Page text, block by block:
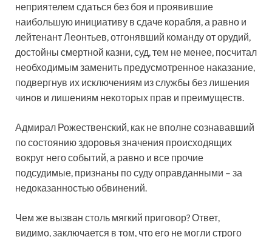
неприятелем сдаться без боя и проявившие
наибольшую инициативу в сдаче корабля, а равно и
лейтенант Леонтьев, отгонявший команду от орудий,
достойны смертной казни, суд, тем не менее, посчитал
необходимым заменить предусмотренное наказание,
подвергнув их исключениям из службы без лишения
чинов и лишениям некоторых прав и преимуществ.
Адмирал Рожественский, как не вполне сознававший
по состоянию здоровья значения происходящих
вокруг него событий, а равно и все прочие
подсудимые, признаны по суду оправданными – за
недоказанностью обвинений.
Чем же вызван столь мягкий приговор? Ответ,
видимо, заключается в том, что его не могли строго